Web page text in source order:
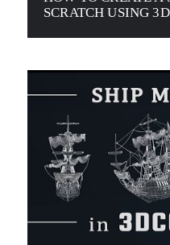
SCRATCH USING